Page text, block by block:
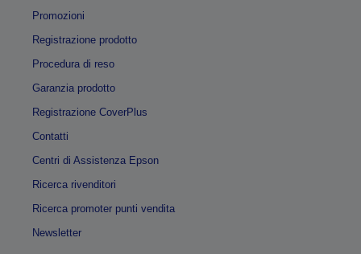
Promozioni
Registrazione prodotto
Procedura di reso
Garanzia prodotto
Registrazione CoverPlus
Contatti
Centri di Assistenza Epson
Ricerca rivenditori
Ricerca promoter punti vendita
Newsletter